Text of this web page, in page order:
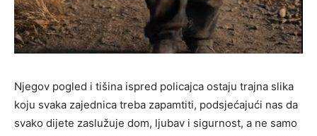
Njegov pogled i tišina ispred policajca ostaju trajna slika
koju svaka zajednica treba zapamtiti, podsjećajući nas da
svako dijete zaslužuje dom, ljubav i sigurnost, a ne samo